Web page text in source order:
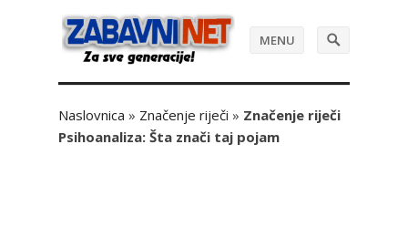
MENU
Naslovnica » Značenje riječi » Značenje riječi
Psihoanaliza: Šta znači taj pojam